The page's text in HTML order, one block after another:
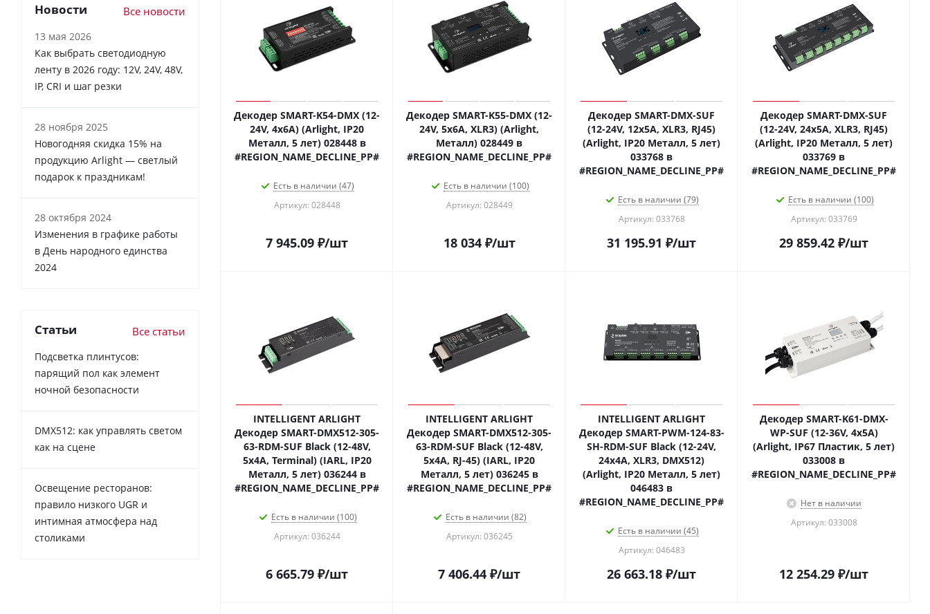
Декодер SMART-K54-DMX (12-
24V, 4x6A) (Arlight, IP20
Металл, 5 лет) 028448 в
#REGION_NAME_DECLINE_PP#
Есть в наличии (47)
Артикул: 028448
7 945.09 ₽/шт
Декодер SMART-K55-DMX (12-
24V, 5x6A, XLR3) (Arlight,
Металл) 028449 в
#REGION_NAME_DECLINE_PP#
Есть в наличии (100)
Артикул: 028449
18 034₽/шт
Декодер SMART-DMX-SUF
(12-24V, 12x5A, XLR3, RJ45)
(Arlight, IP20 Металл, 5 лет)
033768 в
#REGION_NAME_DECLINE_PP#
Есть в наличии (79)
Артикул: 033768
31 195.91 ₽/шт
Декодер SMART-DMX-SUF
(12-24V, 24x5A, XLR3, RJ45)
(Arlight, IP20 Металл, 5 лет)
033769 в
#REGION_NAME_DECLINE_PP#
Есть в наличии (100)
Артикул: 033769
29 859.42 ₽/шт
INTELLIGENT ARLIGHT
Декодер SMART-DMX512-305-
63-RDM-SUF Black (12-48V,
5x4A, Terminal) (IARL, IP20
Металл, 5 лет) 036244 в
#REGION_NAME_DECLINE_PP#
Есть в наличии (100)
Артикул: 036244
6 665.79 ₽/шт
INTELLIGENT ARLIGHT
Декодер SMART-DMX512-305-
63-RDM-SUF Black (12-48V,
5x4A, RJ-45) (IARL, IP20
Металл, 5 лет) 036245 в
#REGION_NAME_DECLINE_PP#
Есть в наличии (82)
Артикул: 036245
7 406.44 ₽/шт
INTELLIGENT ARLIGHT
Декодер SMART-PWM-124-83-
SH-RDM-SUF Black (12-24V,
24x4A, XLR3, DMX512)
(Arlight, IP20 Металл, 5 лет)
046483 в
#REGION_NAME_DECLINE_PP#
Есть в наличии (45)
Артикул: 046483
26 663.18 ₽/шт
Декодер SMART-K61-DMX-
WP-SUF (12-36V, 4x5A)
(Arlight, IP67 Пластик, 5 лет)
033008 в
#REGION_NAME_DECLINE_PP#
Нет в наличии
Артикул: 033008
12 254.29 ₽/шт
Новости Все новости
13 мая 2026
Как выбрать светодиодную
ленту в 2026 году: 12V, 24V, 48V,
IP, CRI и шаг резки
28 ноября 2025
Новогодняя скидка 15% на
продукцию Arlight — светлый
подарок к праздникам!
28 октября 2024
Изменения в графике работы
в День народного единства
2024
Статьи Все статьи
Подсветка плинтусов:
парящий пол как элемент
ночной безопасности
DMX512: как управлять светом
как на сцене
Освещение ресторанов:
правило низкого UGR и
интимная атмосфера над
столиками